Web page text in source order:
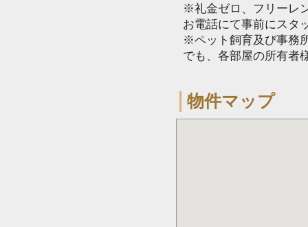
※礼金ゼロ、フリーレ
お電話にて事前にスタ
※ペット飼育及び事務
でも、各部屋の所有者
物件マップ